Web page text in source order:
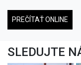
PREČÍTAŤ ONLINE
SLEDUJTE